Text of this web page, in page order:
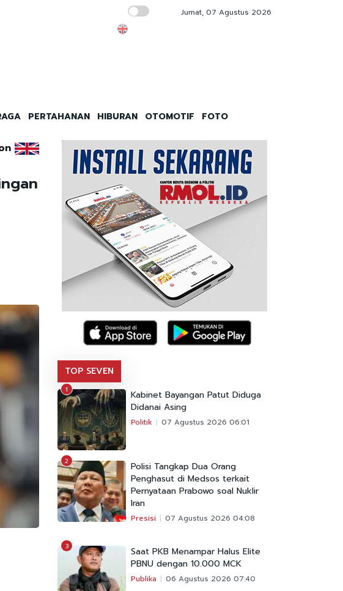
Gara-Gara Alasan Ini BGN Bakal Tutup
Jumat, 07 Agustus 2026
PERTAHANAN HIBURAN OTOMOTIF FOTO
TOP SEVEN
1
Kabinet Bayangan Patut Diduga
Didanai Asing
Politik 07 Agustus 2026 06:01
2
Polisi Tangkap Dua Orang
Penghasut di Medsos terkait
Pernyataan Prabowo soal Nuklir
Iran
Presisi 07 Agustus 2026 04:08
3
Saat PKB Menampar Halus Elite
PBNU dengan 10.000 MCK
Publika 06 Agustus 2026 07:40